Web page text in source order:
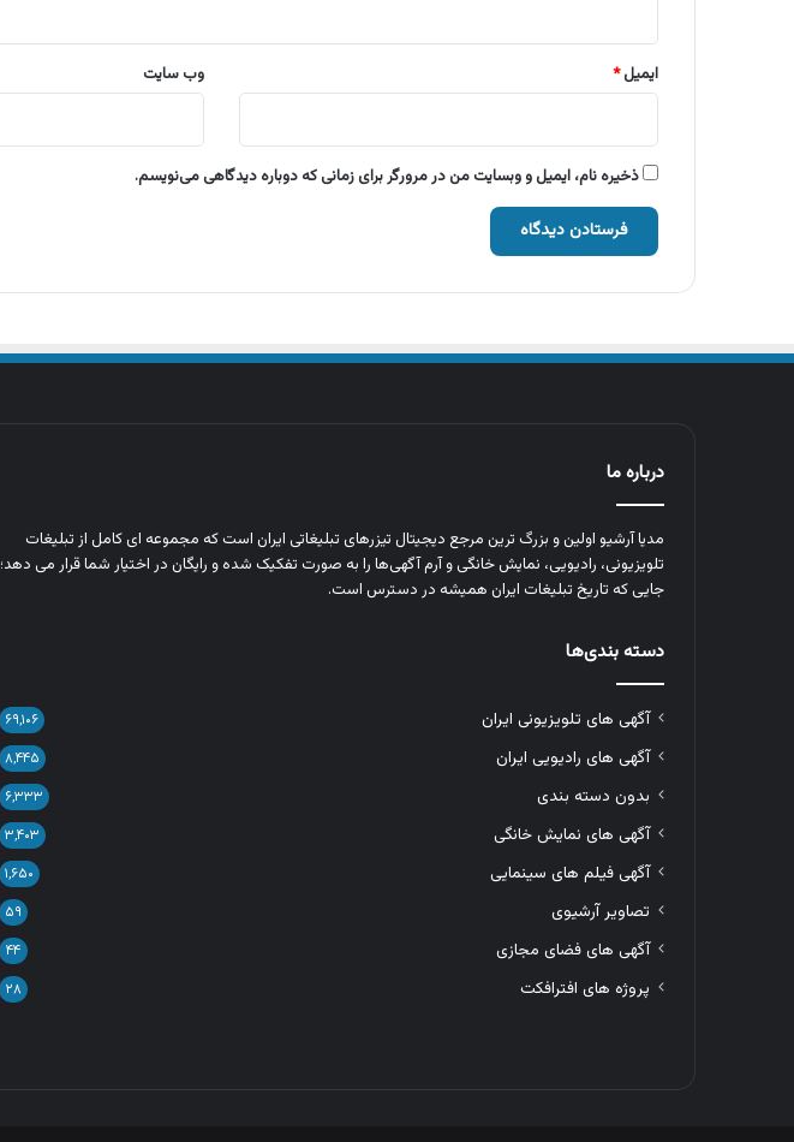
ایمیل* وب‌ سایت
ذخیره نام، ایمیل و وبسایت من در مرورگر برای زمانی که دوباره دیدگاهی می‌نویسم.
درباره ما
مدیا آرشیو اولین و بزرگ‌ ترین مرجع دیجیتال تیزرهای تبلیغاتی ایران است که مجموعه‌ ای کامل از تبلیغات
تلویزیونی، رادیویی، نمایش خانگی و آرم‌ آگهی‌ها را به‌ صورت تفکیک‌ شده و رایگان در اختیار شما قرار می‌ دهد؛
جایی که تاریخ تبلیغات ایران همیشه در دسترس است.
دسته بندی‌ها
آگهی های تلویزیونی ایران ۶۹,۱۰۶
آگهی های رادیویی ایران ۸,۴۴۵
بدون دسته بندی ۶,۳۳۳
آگهی های نمایش خانگی ۳,۴۰۳
آگهی فیلم های سینمایی ۱,۶۵۰
تصاویر آرشیوی ۵۹
آگهی های فضای مجازی ۴۴
پروژه های افترافکت ۲۸